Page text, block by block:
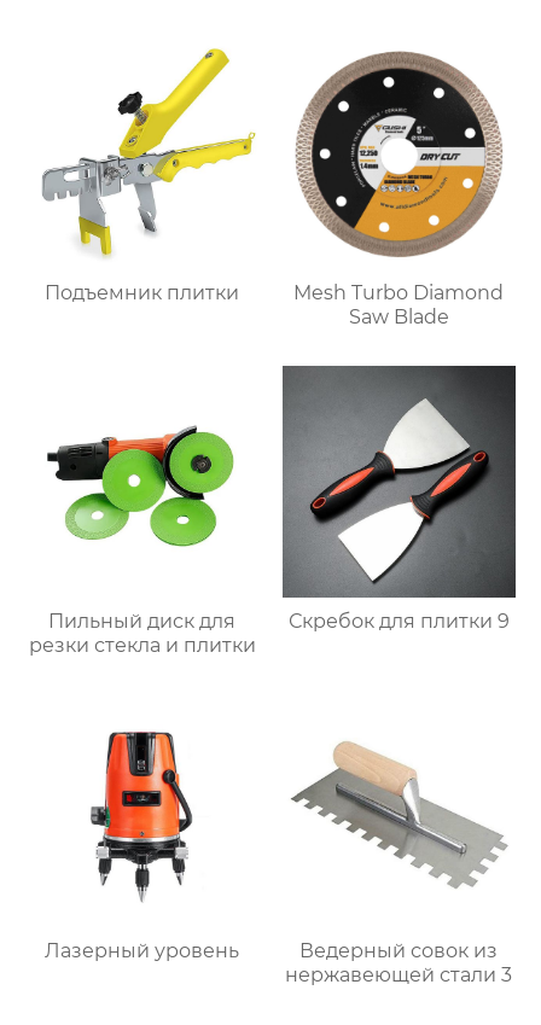
Подъемник плитки
Mesh Turbo Diamond
Saw Blade
Пильный диск для
резки стекла и плитки
Скребок для плитки 9
Лазерный уровень
Ведерный совок из
нержавеющей стали 3